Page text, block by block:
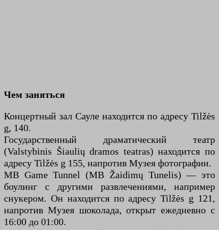
Чем заняться
Концертный зал Сауле находится по адресу Tilžės
g, 140.
Государственный драматический театр
(Valstybinis Šiaulių dramos teatras) находится по
адресу Tilžės g 155, напротив Музея фотографии.
MB Game Tunnel (MB Žaidimų Tunelis) — это
боулинг с другими развлечениями, например
снукером. Он находится по адресу Tilžės g 121,
напротив Музея шоколада, открыт ежедневно с
16:00 до 01:00.